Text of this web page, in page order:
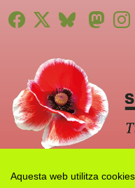
Aquesta web utilitza